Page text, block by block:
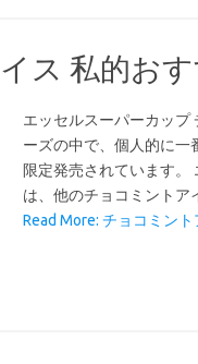
ス 私的お
エッセルスーパーカップ
ーズの中で、個人的に一
限定発売されています。
は、他のチョコミント
Read More: チョコミン